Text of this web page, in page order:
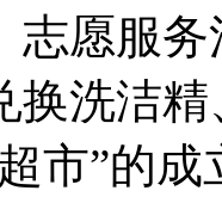
志愿服
换洗洁
市”的